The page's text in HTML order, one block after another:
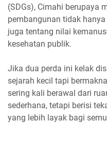
(SDGs), Cimahi berupaya
pembangunan tidak
juga tentang nilai
kesehatan publik.
Jika dua perda ini kelak
sejarah kecil tapi
sering kali berawal dari
sederhana, tetapi berisi
yang lebih layak bagi